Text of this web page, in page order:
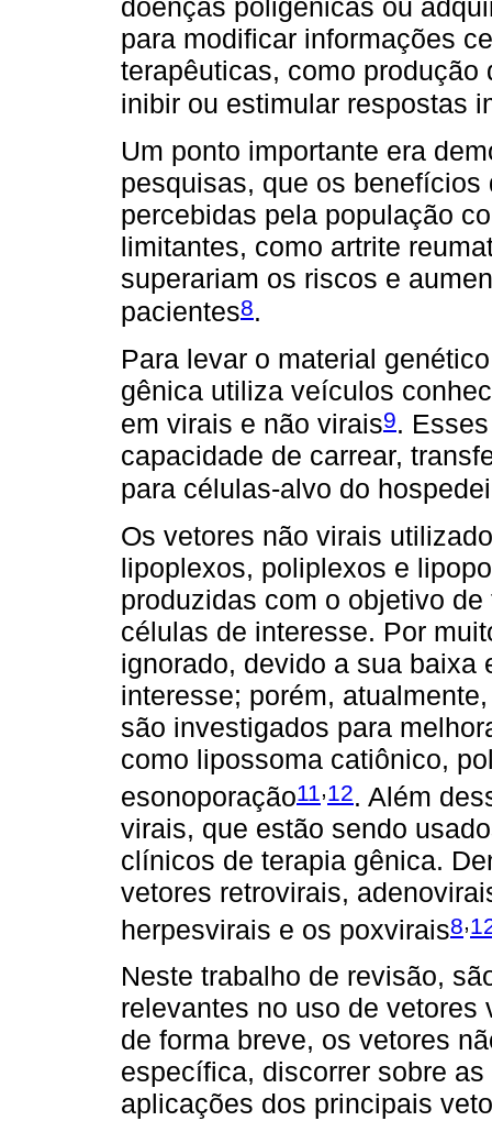
doenças poligênicas ou
para modificar informações
terapêuticas, como
inibir ou estimular respostas
Um ponto importante era
pesquisas, que os
percebidas pela população
limitantes, como artrite
superariam os riscos e
pacientes8.
Para levar o material
gênica utiliza veículos
em virais e não virais9.
capacidade de carrear,
para células-alvo do
Os vetores não virais
lipoplexos, poliplexos e
produzidas com o objetivo
células de interesse. Por
ignorado, devido a sua baixa
interesse; porém,
são investigados para
como lipossoma catiônico,
esonoporação11 12. Além
virais, que estão sendo
clínicos de terapia gênica.
vetores retrovirais,
herpesvirais e os poxvirais8,
Neste trabalho de revisão,
relevantes no uso de
de forma breve, os vetores
específica, discorrer sobre
aplicações dos principais